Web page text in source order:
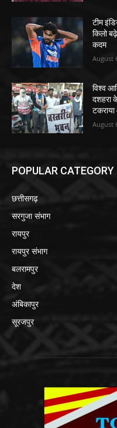
टीम
किलो
कदम
August
विश्व
दशहरा
August
POPULAR CATEGORY
छत्तीसगढ़
सरगुजा संभाग
रायपुर
रायपुर संभाग
बलरामपुर
देश
अंबिकापुर
सूरजपुर